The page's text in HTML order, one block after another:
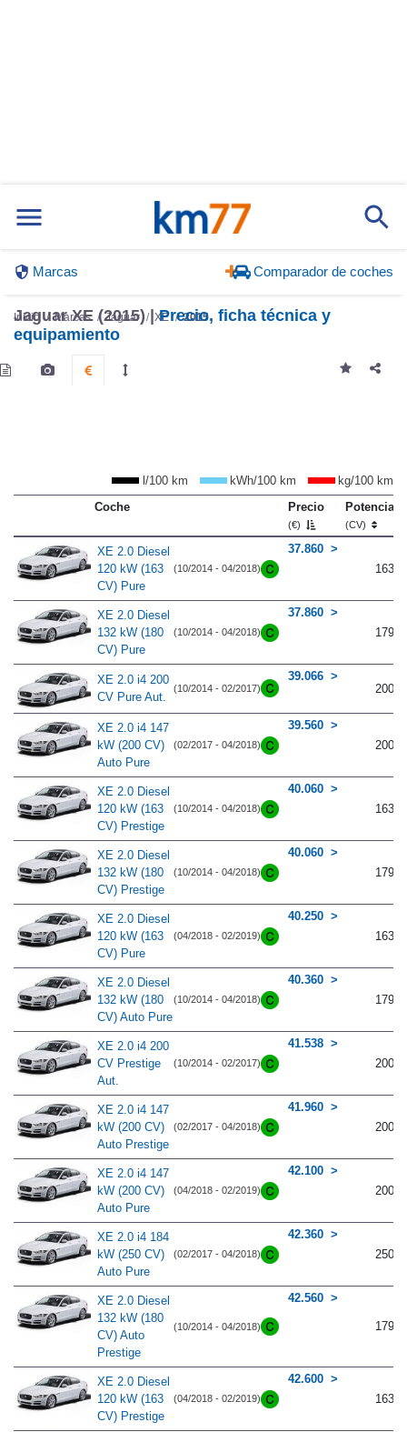
Marcas Comparador de coches
Inicio Marcas Jaguar XE 2015
Jaguar XE (2015) |Precio, ficha técnica y
equipamiento
l/100 km kWh/100 km
kg/100 km
Coche
Precio
(€)
Potencia
(CV)
XE 2.0 Diesel
120 kW (163
CV) Pure
(10/2014 - 04/2018)
37.860
163
XE 2.0 Diesel
132 kW (180
CV) Pure
(10/2014 - 04/2018)
37.860
179
XE 2.0 i4 200
CV Pure Aut.
(10/2014 - 02/2017)
39.066
200
XE 2.0 i4 147
kW (200 CV)
Auto Pure
(02/2017 - 04/2018)
39.560
200
XE 2.0 Diesel
120 kW (163
CV) Prestige
(10/2014 - 04/2018)
40.060
163
XE 2.0 Diesel
132 kW (180
CV) Prestige
(10/2014 - 04/2018)
40.060
179
XE 2.0 Diesel
120 kW (163
CV) Pure
(04/2018 - 02/2019)
40.250
163
XE 2.0 Diesel
132 kW (180
CV) Auto Pure
(10/2014 - 04/2018)
40.360
179
XE 2.0 i4 200
CV Prestige
Aut.
(10/2014 - 02/2017)
41.538
200
XE 2.0 i4 147
kW (200 CV)
Auto Prestige
(02/2017 - 04/2018)
41.960
200
XE 2.0 i4 147
kW (200 CV)
Auto Pure
(04/2018 - 02/2019)
42.100
200
XE 2.0 i4 184
kW (250 CV)
Auto Pure
(02/2017 - 04/2018)
42.360
250
XE 2.0 Diesel
132 kW (180
CV) Auto
Prestige
(10/2014 - 04/2018)
42.560
179
XE 2.0 Diesel
120 kW (163
CV) Prestige
(04/2018 - 02/2019)
42.600
163